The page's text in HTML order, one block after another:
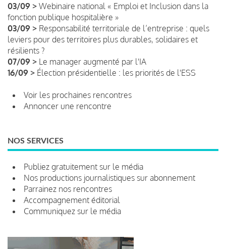
03/09 > Webinaire national « Emploi et Inclusion dans la
fonction publique hospitalière »
03/09 > Responsabilité territoriale de l’entreprise : quels
leviers pour des territoires plus durables, solidaires et
résilients ?
07/09 > Le manager augmenté par l'IA
16/09 > Élection présidentielle : les priorités de l'ESS
Voir les prochaines rencontres
Annoncer une rencontre
NOS SERVICES
Publiez gratuitement sur le média
Nos productions journalistiques sur abonnement
Parrainez nos rencontres
Accompagnement éditorial
Communiquez sur le média